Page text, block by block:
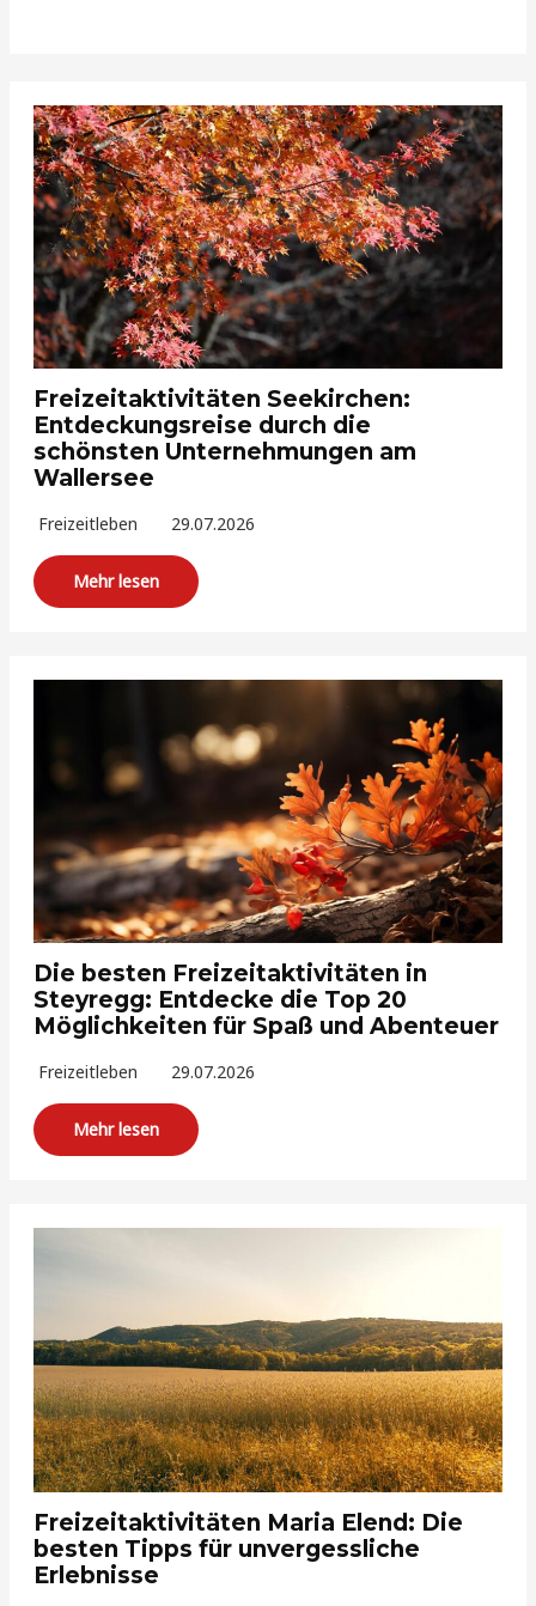
Freizeitaktivitäten Seekirchen:
Entdeckungsreise durch die
schönsten Unternehmungen am
Wallersee
Freizeitleben 29.07.2026
Mehr lesen
Die besten Freizeitaktivitäten in
Steyregg: Entdecke die Top 20
Möglichkeiten für Spaß und Abenteuer
Freizeitleben 29.07.2026
Mehr lesen
Freizeitaktivitäten Maria Elend: Die
besten Tipps für unvergessliche
Erlebnisse